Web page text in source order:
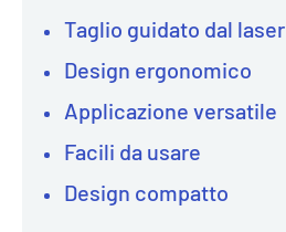
Taglio guidato dal laser
Design ergonomico
Applicazione versatile
Facili da usare
Design compatto